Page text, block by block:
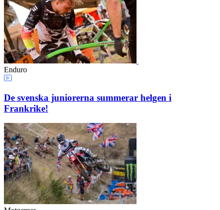
Enduro
De svenska juniorerna summerar helgen i
Frankrike!